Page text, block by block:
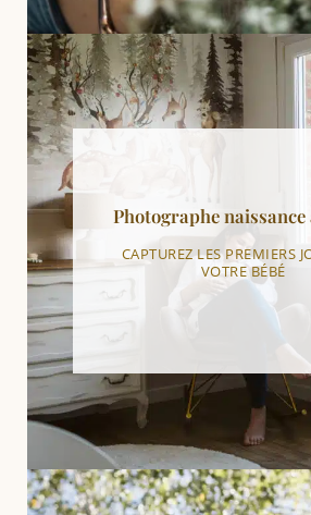
Photographe naissance
CAPTUREZ LES PREMIERS
VOTRE BÉBÉ